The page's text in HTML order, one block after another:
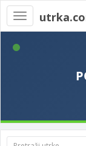
Toggle
navigation